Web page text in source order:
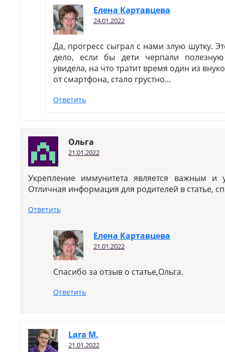
Елена Картавцева
24.01.2022
Да, прогресс сыграл с нами злую шутку.
дело, если бы дети черпали
увидела, на что тратит время один из
от смартфона, стало грустно…
Ответить
Ольга
21.01.2022
Укрепление иммунитета является важным и
Отличная информация для родителей в статье,
Ответить
Елена Картавцева
21.01.2022
Спасибо за отзыв о статье,Ольга.
Ответить
Lara M.
21.01.2022